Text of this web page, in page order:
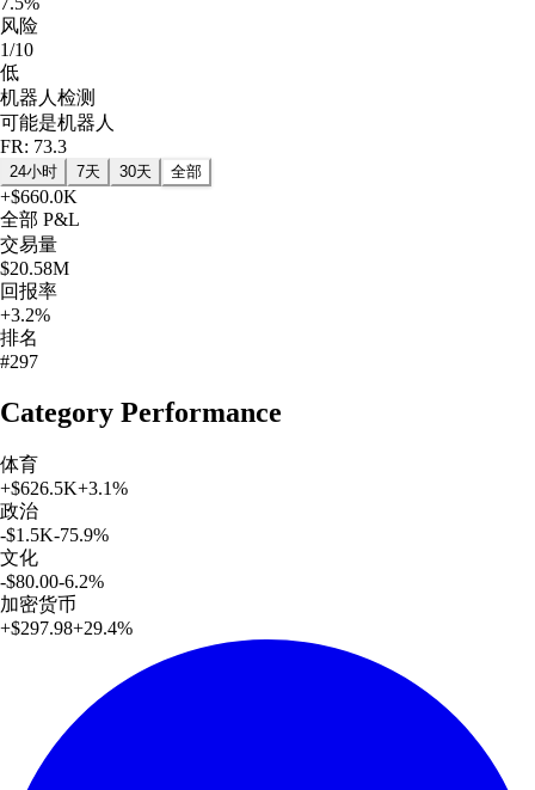
风险
1/10
低
机器人检测
可能是机器人
FR: 73.3
24小时 7天 30天 全部
+$660.0K
全部 P&L
交易量
$20.58M
回报率
+3.2%
排名
#297
Category Performance
体育
+$626.5K+3.1%
政治
-$1.5K-75.9%
文化
-$80.00-6.2%
加密货币
+$297.98+29.4%